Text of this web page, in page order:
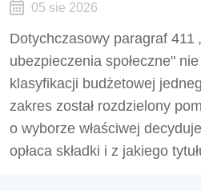
05 sie 2026
Dotychczasowy paragraf 411
ubezpieczenia społeczne"
klasyfikacji budżetowej
zakres został rozdzielony
o wyborze właściwej
opłaca składki i z jakiego